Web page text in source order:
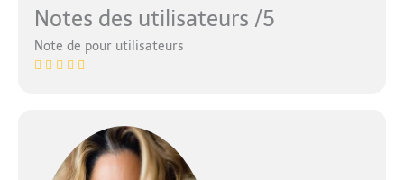
Notes des utilisateurs /5
Note de pour utilisateurs